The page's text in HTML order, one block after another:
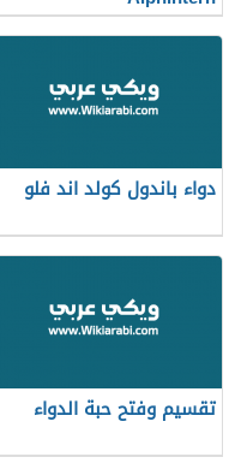
دواء باندول كولد اند فلو
تقسيم وفتح حبة الدواء